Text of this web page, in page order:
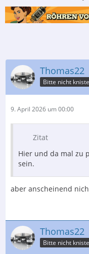
Thomas22
Bitte nicht
9. April 2026 um 00:00
Zitat
Hier und da mal zu
sein.
aber anscheinend
Thomas22
Bitte nicht